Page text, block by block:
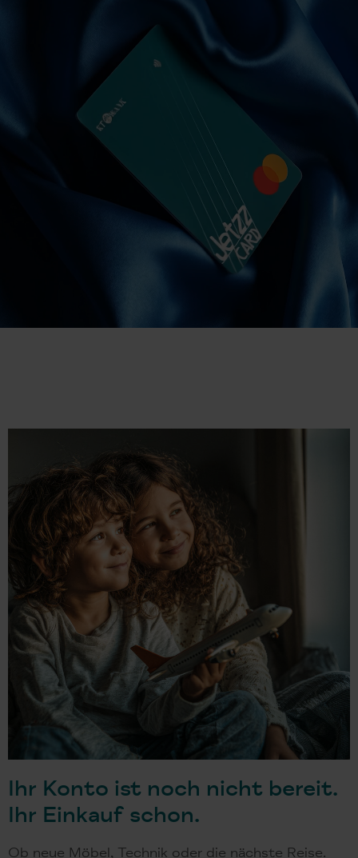
Ihr Konto ist noch nicht bereit.
Ihr Einkauf schon.
Ob neue Möbel, Technik oder die nächste Reise.